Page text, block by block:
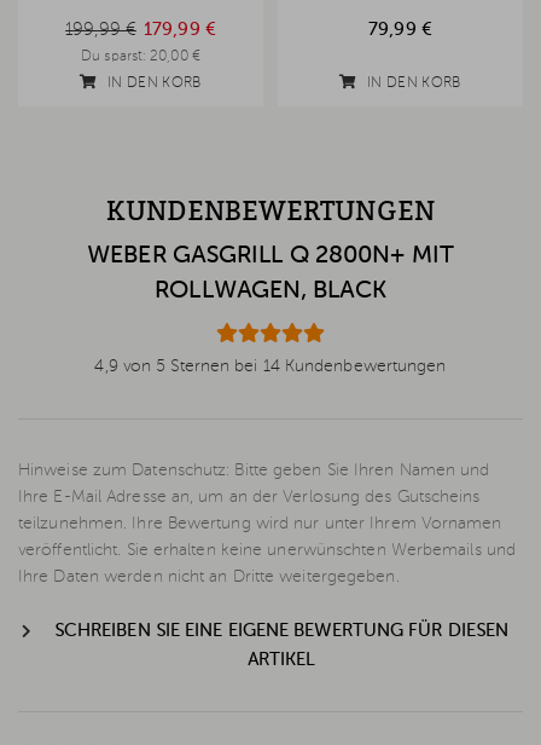
199,99 € 179,99 €
Du sparst:20,00 €
IN DEN KORB
79,99 €
IN DEN KORB
KUNDENBEWERTUNGEN
WEBER GASGRILL Q 2800N+ MIT
ROLLWAGEN, BLACK
4,9 von 5 Sternen bei 14 Kundenbewertungen
Hinweise zum Datenschutz: Bitte geben Sie Ihren Namen und
Ihre E-Mail Adresse an, um an der Verlosung des Gutscheins
teilzunehmen. Ihre Bewertung wird nur unter Ihrem Vornamen
veröffentlicht. Sie erhalten keine unerwünschten Werbemails und
Ihre Daten werden nicht an Dritte weitergegeben.
SCHREIBEN SIE EINE EIGENE BEWERTUNG FÜR DIESEN
ARTIKEL